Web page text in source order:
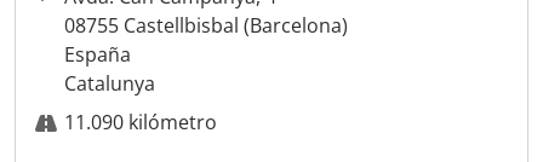
08755 Castellbisbal (Barcelona)
España
Catalunya
11.090 kilómetro